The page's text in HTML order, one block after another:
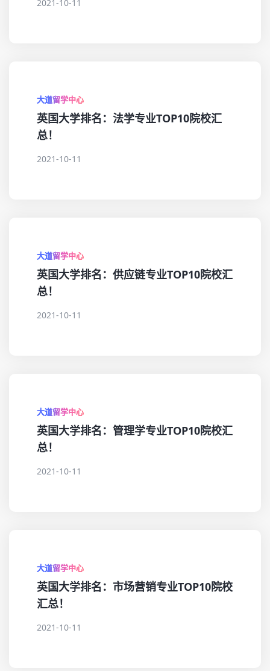
2021-10-11
大道留学中心
英国大学排名：法学专业TOP10院校汇
总！
2021-10-11
大道留学中心
英国大学排名：供应链专业TOP10院校汇
总！
2021-10-11
大道留学中心
英国大学排名：管理学专业TOP10院校汇
总！
2021-10-11
大道留学中心
英国大学排名：市场营销专业TOP10院校
汇总！
2021-10-11